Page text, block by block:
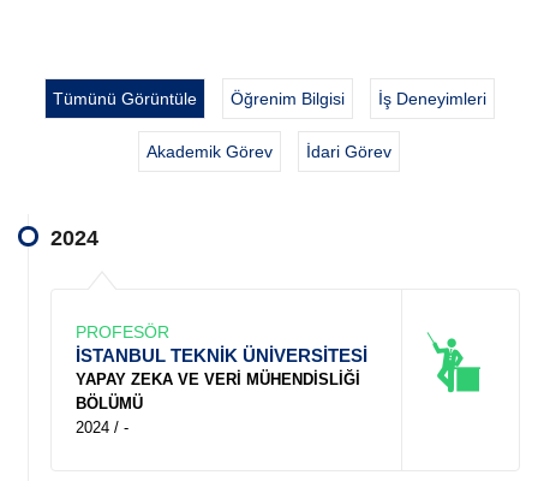
Tümünü Görüntüle Öğrenim Bilgisi İş Deneyimleri
Akademik Görev İdari Görev
2024
PROFESÖR
İSTANBUL TEKNİK ÜNİVERSİTESİ
YAPAY ZEKA VE VERİ MÜHENDİSLİĞİ
BÖLÜMÜ
2024 / -